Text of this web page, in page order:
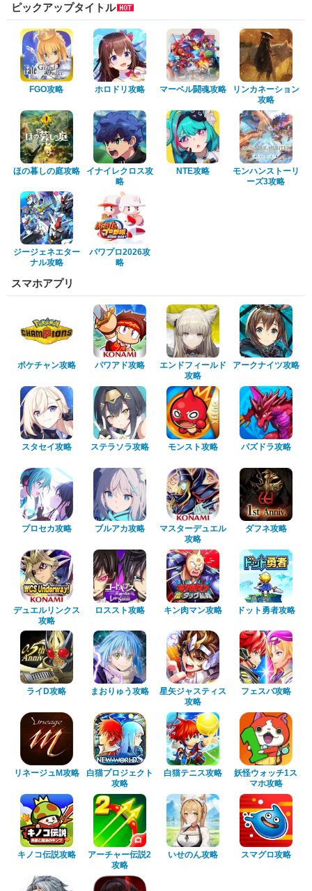
ピックアップタイトル
FGO攻略 ホロドリ攻略 マーベル闘魂攻略
リンカネーション
攻略
ほの暮しの庭攻略
イナイレクロス攻
略
NTE攻略
モンハンストーリ
ーズ3攻略
ジージェネエター
ナル攻略
パワプロ2026攻
略
スマホアプリ
ポケチャン攻略 パワアド攻略
エンドフィールド
攻略
アークナイツ攻略
スタセイ攻略 ステラソラ攻略 モンスト攻略 パズドラ攻略
プロセカ攻略 ブルアカ攻略
マスターデュエル
攻略
ダフネ攻略
デュエルリンクス
攻略
ロススト攻略 キン肉マン攻略 ドット勇者攻略
ライD攻略 まおりゅう攻略
星矢ジャスティス
攻略
フェスバ攻略
リネージュM攻略
白猫プロジェクト
攻略
白猫テニス攻略
妖怪ウォッチ1ス
マホ攻略
キノコ伝説攻略
アーチャー伝説2
攻略
いせのん攻略 スマグロ攻略